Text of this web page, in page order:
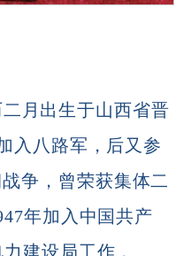
月出生于山西省晋
入八路军，后又参
争，曾荣获集体二
年加入中国共产
建设局工作，